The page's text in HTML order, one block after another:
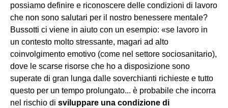
possiamo definire e riconoscere delle condizioni di lavoro
che non sono salutari per il nostro benessere mentale?
Bussotti ci viene in aiuto con un esempio: «se lavoro in
un contesto molto stressante, magari ad alto
coinvolgimento emotivo (come nel settore sociosanitario),
dove le scarse risorse che ho a disposizione sono
superate di gran lunga dalle soverchianti richieste e tutto
questo per un tempo prolungato... è probabile che incorra
nel rischio di sviluppare una condizione di